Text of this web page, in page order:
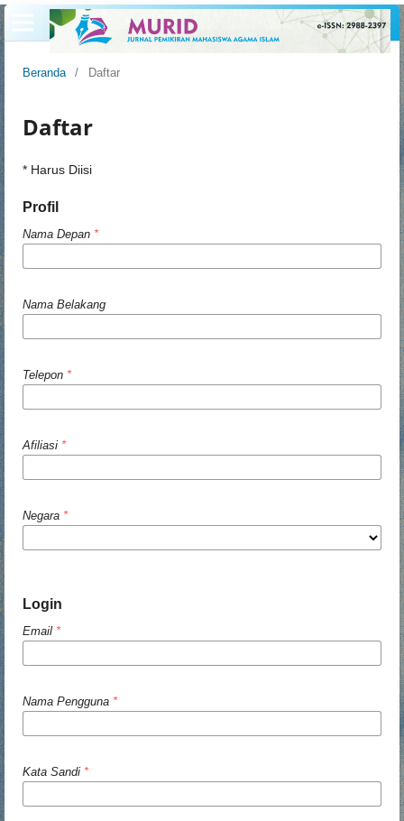
Beranda / Daftar
Daftar
* Harus Diisi
Profil
Nama Depan *
Nama Belakang
Telepon *
Afiliasi *
Negara *
Login
Email *
Nama Pengguna *
Kata Sandi *